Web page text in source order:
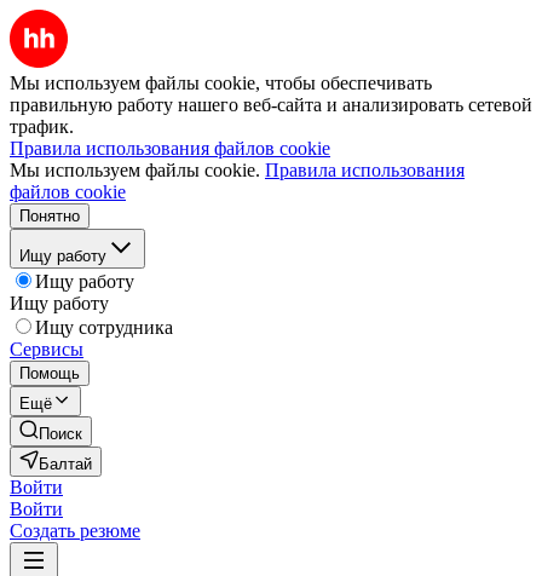
Мы используем файлы cookie, чтобы обеспечивать
правильную работу нашего веб-сайта и анализировать сетевой
трафик.
Правила использования файлов cookie
Мы используем файлы cookie. Правила использования
файлов cookie
Понятно
Ищу работу
Ищу работу
Ищу работу
Ищу сотрудника
Сервисы
Помощь
Ещё
Поиск
Балтай
Войти
Войти
Создать резюме